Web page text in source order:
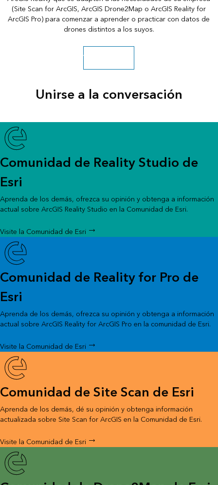
(Site Scan for ArcGIS, ArcGIS Drone2Map o ArcGIS Reality for
ArcGIS Pro) para comenzar a aprender o practicar con datos de
drones distintos a los suyos.
Ver los datasets
Unirse a la conversación
Comunidad de Reality Studio de
Esri
Aprenda de los demás, ofrezca su opinión y obtenga a información
actual sobre ArcGIS Reality Studio en la Comunidad de Esri.
Visite la Comunidad de Esri
Comunidad de Reality for Pro de
Esri
Aprenda de los demás, ofrezca su opinión y obtenga a información
actual sobre ArcGIS Reality for ArcGIS Pro en la comunidad de Esri.
Visite la Comunidad de Esri
Comunidad de Site Scan de Esri
Aprenda de los demás, dé su opinión y obtenga información
actualizada sobre Site Scan for ArcGIS en la Comunidad de Esri.
Visite la Comunidad de Esri